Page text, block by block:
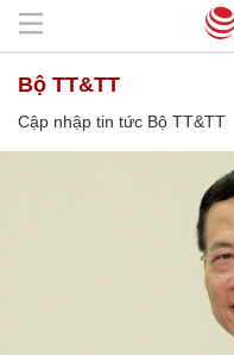
Bộ TT&TT
Cập nhập tin tức Bộ TT&TT